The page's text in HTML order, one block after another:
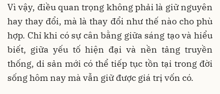
Vì vậy, điều quan trọng không phải là giữ nguyên
hay thay đổi, mà là thay đổi như thế nào cho phù
hợp. Chỉ khi có sự cân bằng giữa sáng tạo và hiểu
biết, giữa yếu tố hiện đại và nền tảng truyền
thống, di sản mới có thể tiếp tục tồn tại trong đời
sống hôm nay mà vẫn giữ được giá trị vốn có.